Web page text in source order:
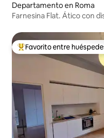
Departamento en Roma
Farnesina Flat. Ático con
De los mejores en Favorito
Favorito entre